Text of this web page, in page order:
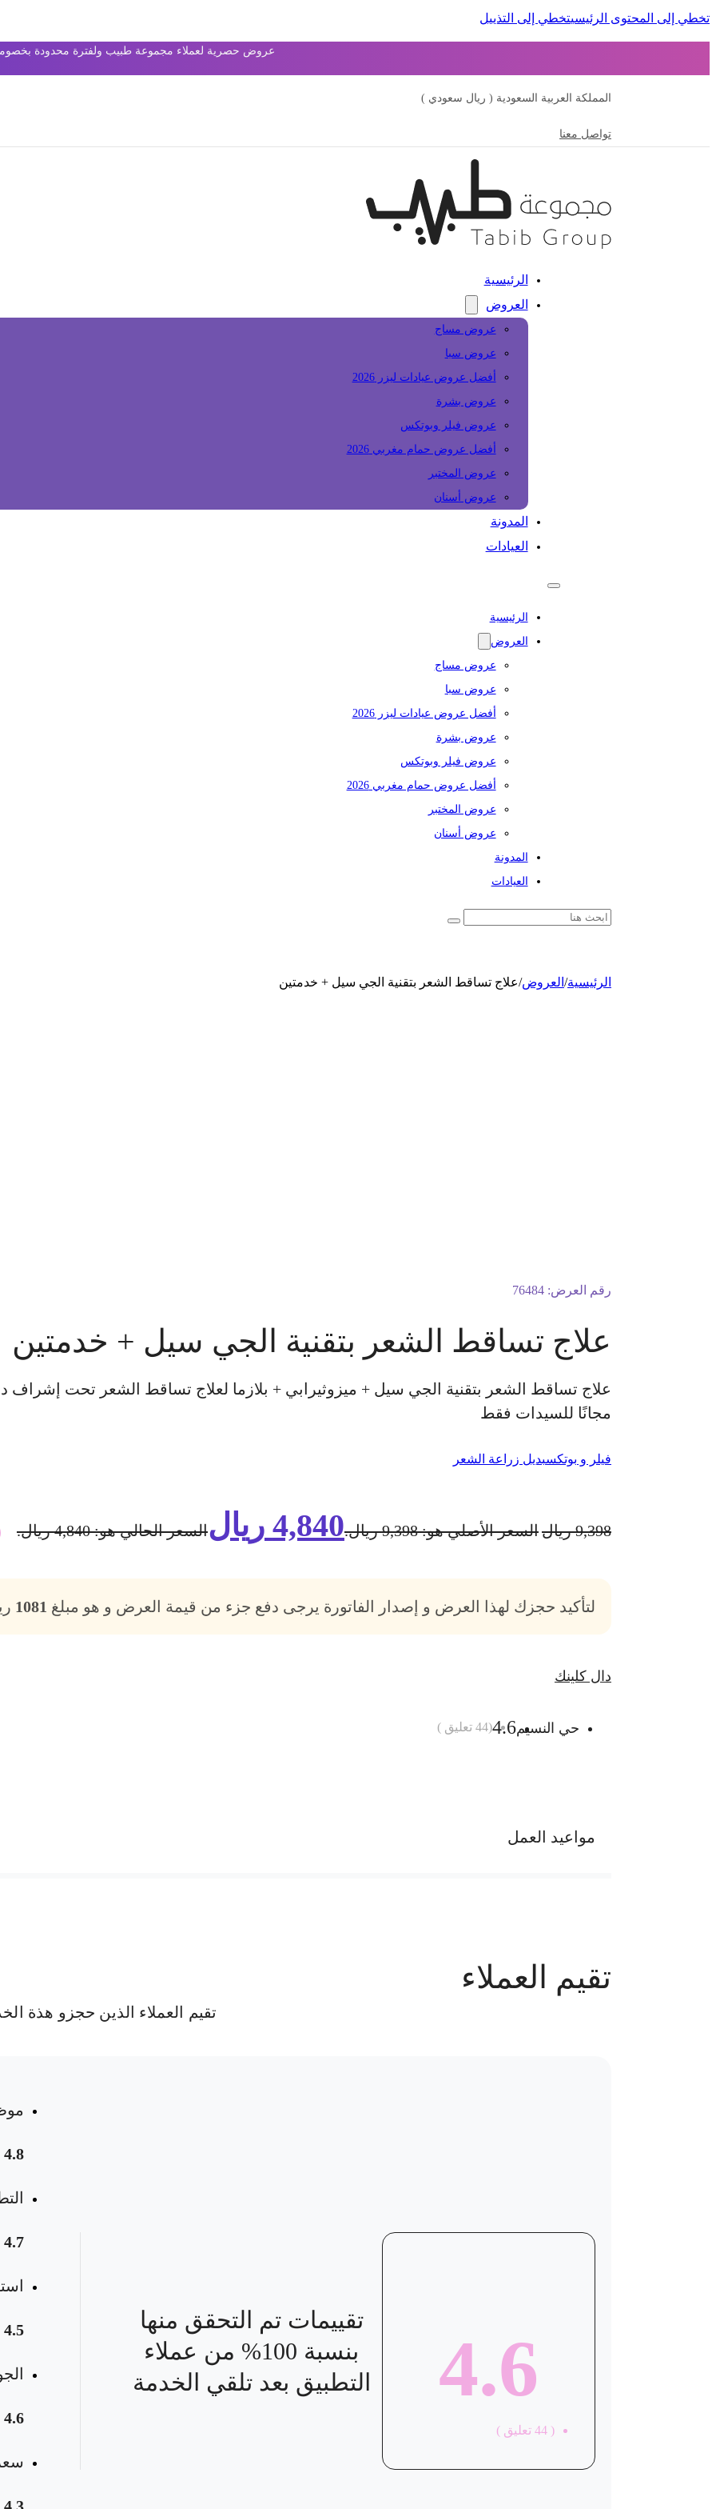
تخطي إلى المحتوى الرئيسيتخطي إلى التذييل
عروض حصرية لعملاء مجموعة طبيب ولفترة محدودة بخصومات
المملكة العربية السعودية ( ريال سعودي )
تواصل معنا
الرئيسية
العروض
عروض مساج
عروض سبا
أفضل عروض عيادات ليزر 2026
عروض بشرة
عروض فيلر وبوتكس
أفضل عروض حمام مغربي 2026
عروض المختبر
عروض أسنان
المدونة
العيادات
الرئيسية
العروض
عروض مساج
عروض سبا
أفضل عروض عيادات ليزر 2026
عروض بشرة
عروض فيلر وبوتكس
أفضل عروض حمام مغربي 2026
عروض المختبر
عروض أسنان
المدونة
العيادات
الرئيسية/ العروض/علاج تساقط الشعر بتقنية الجي سيل + خدمتين
رقم العرض:76484
علاج تساقط الشعر بتقنية الجي سيل + خدمتين
مجانًا للسيدات فقط
فيلر و بوتكسبديل زراعة الشعر
9,398 ريالالسعر الأصلي هو: 9,398 ريال. 4,840 ريالالسعر الحالي هو: 4,840 ريال.
لتأكيد حجزك لهذا العرض و إصدار الفاتورة يرجى دفع جزء من قيمة العرض و هو مبلغ 1081
دال كلينك
حي النسيم4.6
(
44 تعليق )
مواعيد العمل
عدد الحجوزات
تقيم العملاء
تقيم العملاء الذين حجزو هذة
4.6
(
44 تعليق )
تقييمات تم التحقق منها
بنسبة 100% من عملاء
التطبيق بعد تلقي الخدمة
4.8
4.7
4.5
4.6